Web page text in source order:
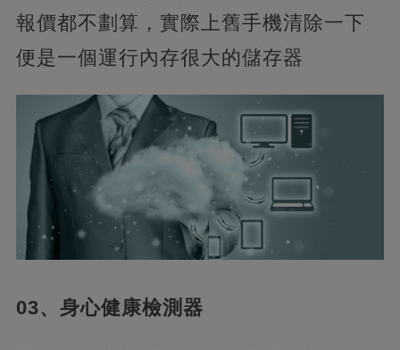
報價都不劃算，實際上舊手機清除一下
便是一個運行內存很大的儲存器
03、身心健康檢測器